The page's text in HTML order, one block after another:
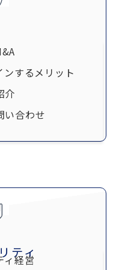
するメリット
介
い合わせ
ティ
ィ経営